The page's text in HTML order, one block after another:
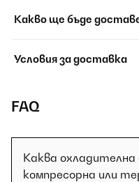
Какво ще бъде
Условия за доставка
FAQ
Каква охладителна
компресорна или